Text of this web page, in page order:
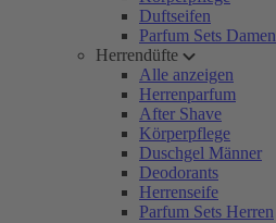
Duftseifen
Parfum Sets Damen
Herrendüfte
Alle anzeigen
Herrenparfum
After Shave
Körperpflege
Duschgel Männer
Deodorants
Herrenseife
Parfum Sets Herren